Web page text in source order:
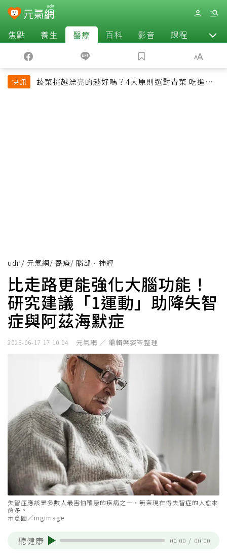
焦點 養生 醫療 百科 影音 課程 退休
快訊
蔬菜挑越漂亮的越好嗎？4大原則選對青菜 吃進纖
udn/ 元氣網/ 醫療/ 腦部．神經
比走路更能強化大腦功能！
研究建議「1運動」助降失智
症與阿茲海默症
2025-06-17 17:10:04 元氣網 ／ 編輯葉姿岑整理
失智症應該是多數人最害怕罹患的疾病之一，無奈現在得失智症的人愈來
愈多。
示意圖／ingimage
聽健康 00:00 / 00:00